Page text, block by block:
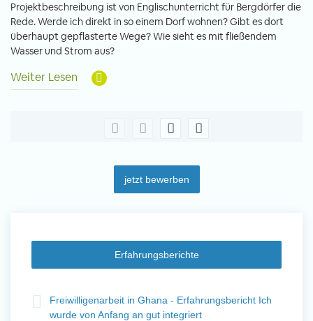
Projektbeschreibung ist von Englischunterricht für Bergdörfer die
Rede. Werde ich direkt in so einem Dorf wohnen? Gibt es dort
überhaupt gepflasterte Wege? Wie sieht es mit fließendem
Wasser und Strom aus?
Weiter Lesen
jetzt bewerben
Erfahrungsberichte
Freiwilligenarbeit in Ghana - Erfahrungsbericht Ich
wurde von Anfang an gut integriert